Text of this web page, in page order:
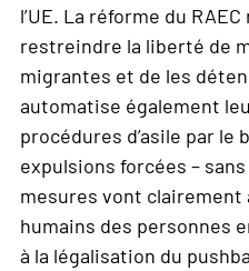
l’UE. La réforme du
restreindre la liberté de
migrantes et de les
automatise également
procédures d’asile par
expulsions forcées –
mesures vont clairement
humains des personnes
à la légalisation du